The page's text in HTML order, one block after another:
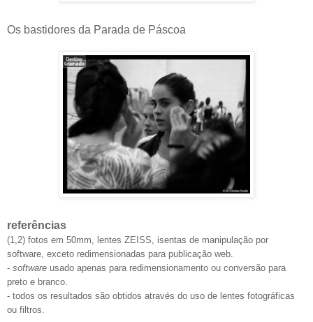
Os bastidores da Parada de Páscoa
referências
(1,2) fotos em 50mm, lentes ZEISS, isentas de manipulação por
software, exceto redimensionadas para publicação web.
- software usado apenas para redimensionamento ou conversão para
preto e branco.
- todos os resultados são obtidos através do uso de lentes fotográficas
ou filtros.